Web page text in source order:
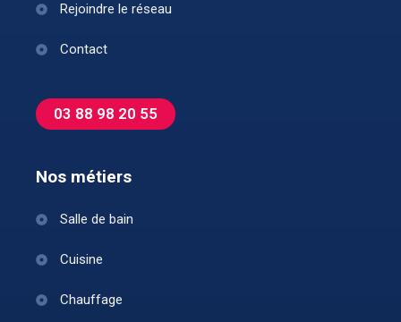
Rejoindre le réseau
Contact
03 88 98 20 55
Nos métiers
Salle de bain
Cuisine
Chauffage